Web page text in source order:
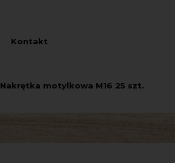
Kontakt
Nakrętka motylkowa M16 25 szt.